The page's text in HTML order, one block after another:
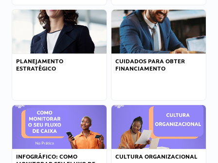
PLANEJAMENTO
ESTRATÉGICO
CUIDADOS PARA OBTER
FINANCIAMENTO
INFOGRÁFICO: COMO
CULTURA ORGANIZACIONAL